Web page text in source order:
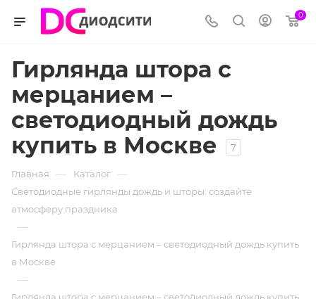
0
Гирлянда штора с
мерцанием –
светодиодный дождь
купить в Москве
7
Главная — Каталог —
Светодиодные гирлянды дождь и шторы: создайте
атмосферу праздника
—
Гирлянда штора с мерцанием – светодиодный дождь купить
в Москве
—